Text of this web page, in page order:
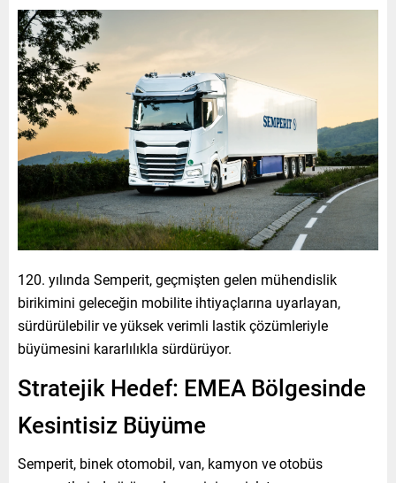
120. yılında Semperit, geçmişten gelen mühendislik
birikimini geleceğin mobilite ihtiyaçlarına uyarlayan,
sürdürülebilir ve yüksek verimli lastik çözümleriyle
büyümesini kararlılıkla sürdürüyor.
Stratejik Hedef: EMEA Bölgesinde
Kesintisiz Büyüme
Semperit, binek otomobil, van, kamyon ve otobüs